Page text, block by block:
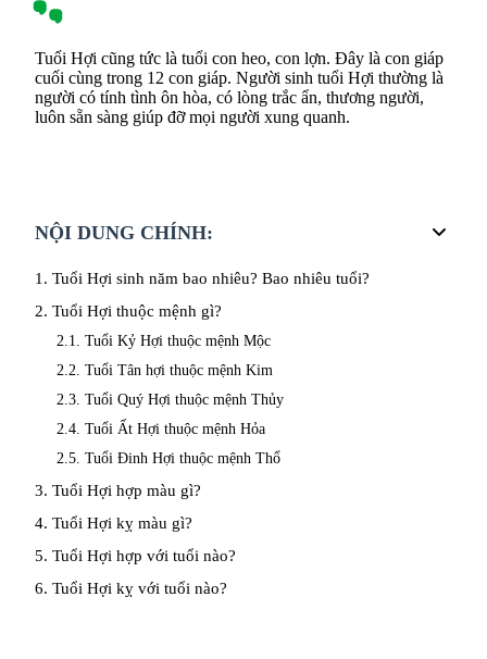
Tuổi Hợi cũng tức là tuổi con heo, con lợn. Đây là con giáp
cuối cùng trong 12 con giáp. Người sinh tuổi Hợi thường là
người có tính tình ôn hòa, có lòng trắc ẩn, thương người,
luôn sẵn sàng giúp đỡ mọi người xung quanh.
NỘI DUNG CHÍNH:
1. Tuổi Hợi sinh năm bao nhiêu? Bao nhiêu tuổi?
2. Tuổi Hợi thuộc mệnh gì?
2.1. Tuổi Kỷ Hợi thuộc mệnh Mộc
2.2. Tuổi Tân hợi thuộc mệnh Kim
2.3. Tuổi Quý Hợi thuộc mệnh Thủy
2.4. Tuổi Ất Hợi thuộc mệnh Hỏa
2.5. Tuổi Đinh Hợi thuộc mệnh Thổ
3. Tuổi Hợi hợp màu gì?
4. Tuổi Hợi kỵ màu gì?
5. Tuổi Hợi hợp với tuổi nào?
6. Tuổi Hợi kỵ với tuổi nào?